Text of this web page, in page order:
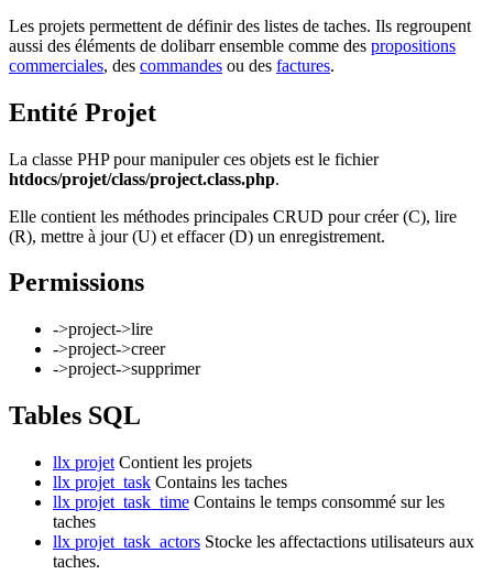
Les projets permettent de définir des listes de taches. Ils regroupent
aussi des éléments de dolibarr ensemble comme des propositions
commerciales, des commandes ou des factures.
Entité Projet
La classe PHP pour manipuler ces objets est le fichier
htdocs/projet/class/project.class.php.
Elle contient les méthodes principales CRUD pour créer (C), lire
(R), mettre à jour (U) et effacer (D) un enregistrement.
Permissions
->project->lire
->project->creer
->project->supprimer
Tables SQL
llx projet Contient les projets
llx projet_task Contains les taches
llx projet_task_time Contains le temps consommé sur les
taches
llx projet_task_actors Stocke les affectactions utilisateurs aux
taches.